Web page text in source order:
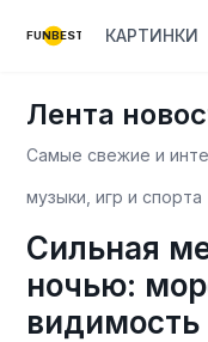
FUNBEST КАРТИНКИ
Лента
Самые свежие и
музыки, игр и спорта
Сильная
ночью:
видимость